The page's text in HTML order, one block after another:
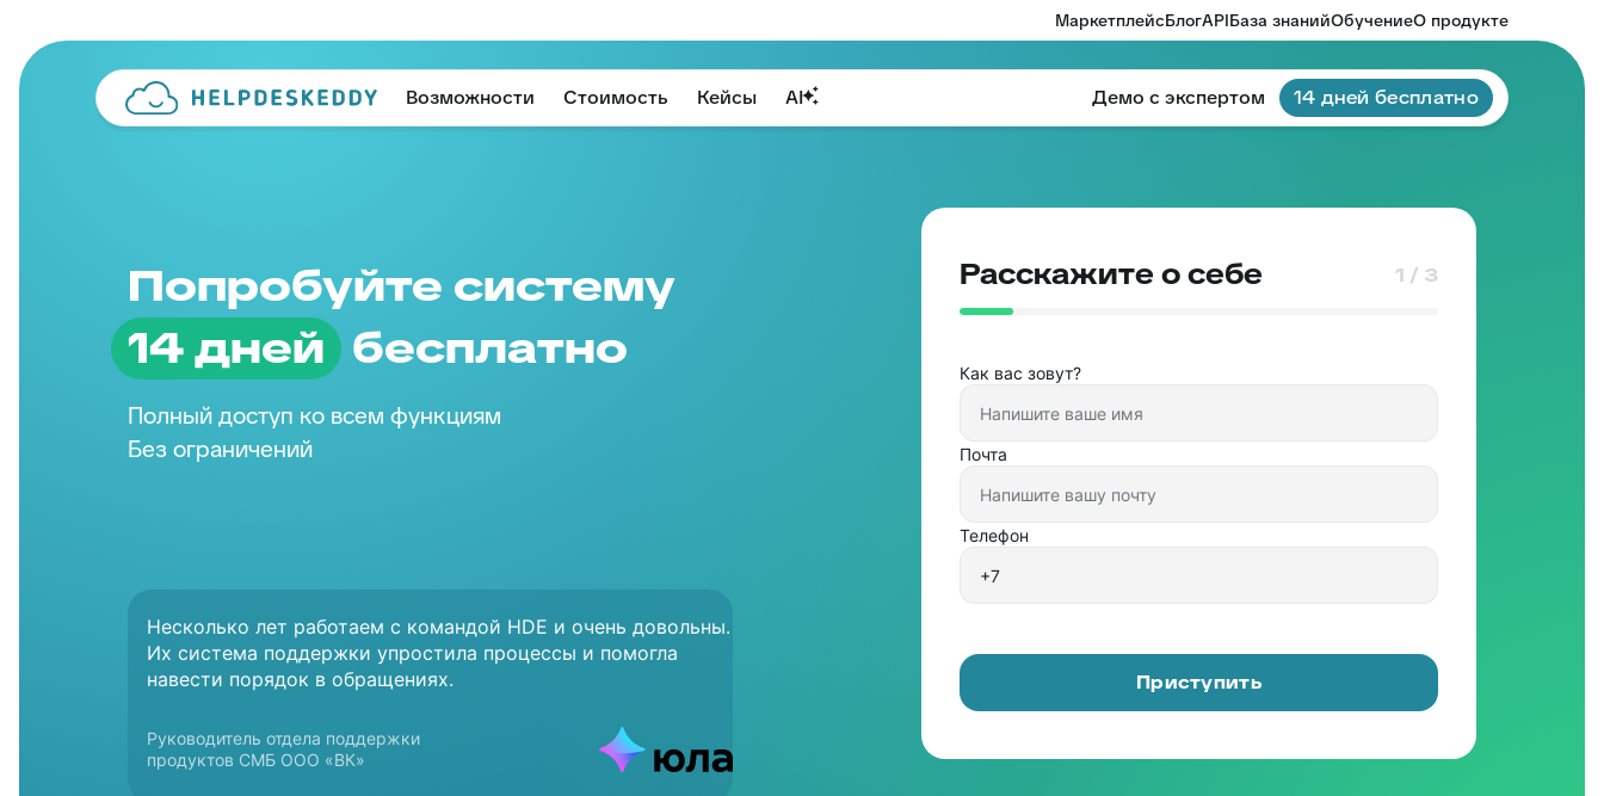
МаркетплейсБлогAPIБаза знанийОбучениеО продукте
Возможности Стоимость Кейсы AI Демо с экспертом 14 дней бесплатно
Попробуйте систему
14 дней бесплатно
Полный доступ ко всем функциям
Без ограничений
Директор по онлайн бизнесу
Руководитель департамента
по работе с клиентами
Директор по клиентскому опыту
Директор Департамента продаж
и послепродажного обслуживания
Несколько лет работаем с командой HDE и очень довольны.
Их система поддержки упростила процессы и помогла
навести порядок в обращениях.
Руководитель отдела поддержки
продуктов СМБ ООО «ВК»
Руководитель клиентской службы «Циан»
Руководитель отдела
по работе с клиентами
Расскажите о себе 1 / 3
Как вас зовут?
Почта
Телефон
Приступить